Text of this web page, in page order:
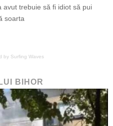
avut trebuie să fi idiot să pui
soarta
by Surfing Waves
BIHOR